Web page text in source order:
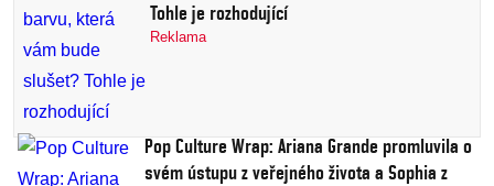
Tohle je rozhodující
Reklama
Pop Culture Wrap: Ariana Grande promluvila o
svém ústupu z veřejného života a Sophia z